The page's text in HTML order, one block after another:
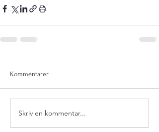
Kommentarer
Skriv en kommentar...